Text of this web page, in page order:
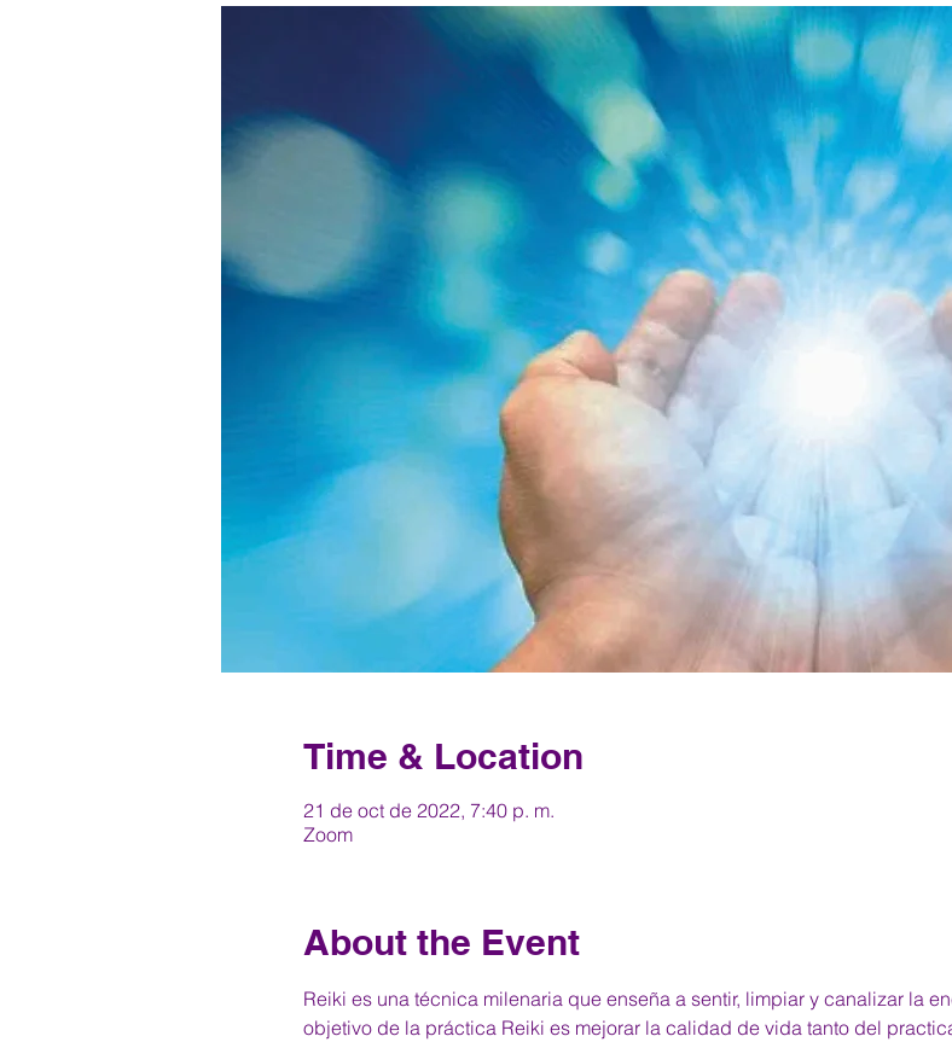
Time & Location
21 de oct de 2022, 7:40 p. m.
Zoom
About the Event
Reiki es una técnica milenaria que enseña a sentir, limpiar y canalizar la
objetivo de la práctica Reiki es mejorar la calidad de vida tanto del